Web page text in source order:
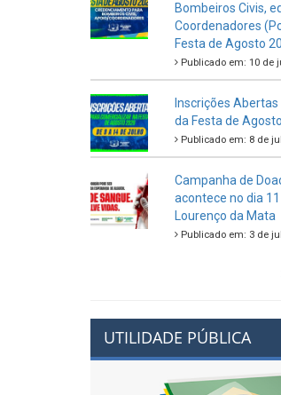
Bombeiros Civis,
Coordenadores
Festa de Agosto
Publicado em: 10 de
Inscrições
da Festa de
Publicado em: 8 de
Campanha de
acontece no dia
Lourenço da Mata
Publicado em: 3 de
UTILIDADE PÚBLICA